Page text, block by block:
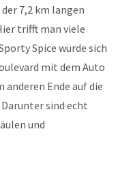
7,2 km langen
trifft man viele
Spice würde sich
mit dem Auto
Ende auf die
sind echt
und